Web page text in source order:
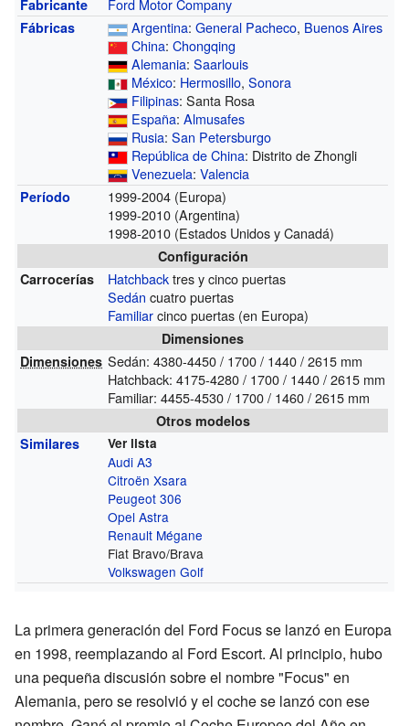
Fabricante Ford Motor Company
Fábricas Argentina:General Pacheco, Buenos Aires
China:Chongqing
Alemania:Saarlouis
México: Hermosillo,Sonora
Filipinas: Santa Rosa
España:Almusafes
Rusia:San Petersburgo
República de China: Distrito de Zhongli
Venezuela:Valencia
Período
1999-2004 (Europa)
1999-2010 (Argentina)
1998-2010 (Estados Unidos y Canadá)
Configuración
Carrocerías
Hatchbacktres y cinco puertas
Sedán cuatro puertas
Familiarcinco puertas (en Europa)
Dimensiones
Dimensiones Sedán: 4380-4450 / 1700 / 1440 / 2615 mm
Hatchback: 4175-4280 / 1700 / 1440 / 2615 mm
Familiar: 4455-4530 / 1700 / 1460 / 2615 mm
Otros modelos
Similares
Ver lista
Audi A3
Citroën Xsara
Peugeot 306
Opel Astra
Renault Mégane
Fiat Bravo/Brava
Volkswagen Golf
La primera generación del Ford Focus se lanzó en Europa
en 1998, reemplazando al Ford Escort. Al principio, hubo
una pequeña discusión sobre el nombre "Focus" en
Alemania, pero se resolvió y el coche se lanzó con ese